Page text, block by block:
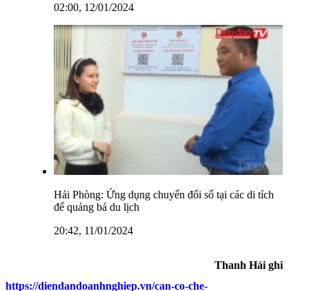
02:00, 12/01/2024
Hải Phòng: Ứng dụng chuyển đổi số tại các di tích
để quảng bá du lịch
20:42, 11/01/2024
Thanh Hải ghi
https://diendandoanhnghiep.vn/can-co-che-